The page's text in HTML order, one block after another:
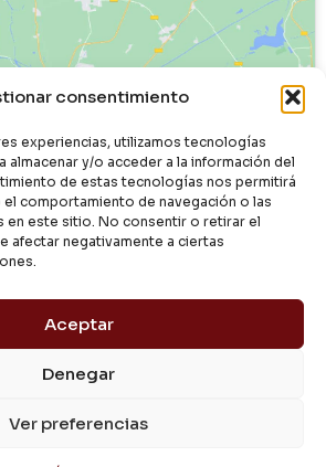
consentimiento
experiencias, utilizamos tecnologías
almacenar y/o acceder a la información del
de estas tecnologías nos permitirá
comportamiento de navegación o las
en este sitio. No consentir o retirar el
afectar negativamente a ciertas
Aceptar
Denegar
Ver preferencias
para aceptar cookies de
Condiciones de Uso